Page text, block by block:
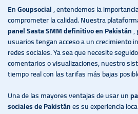
EnGoupsocial, entendemos la
comprometer la calidad. Nuestra
panel Sasta SMM definitivo en Pakistán,
usuarios tengan acceso a un crecimiento
redes sociales. Ya sea que necesite
comentarios o visualizaciones, nuestro
tiempo real con las tarifas más bajas
Una de las mayores ventajas de usar un
sociales de Pakistánes su experiencia